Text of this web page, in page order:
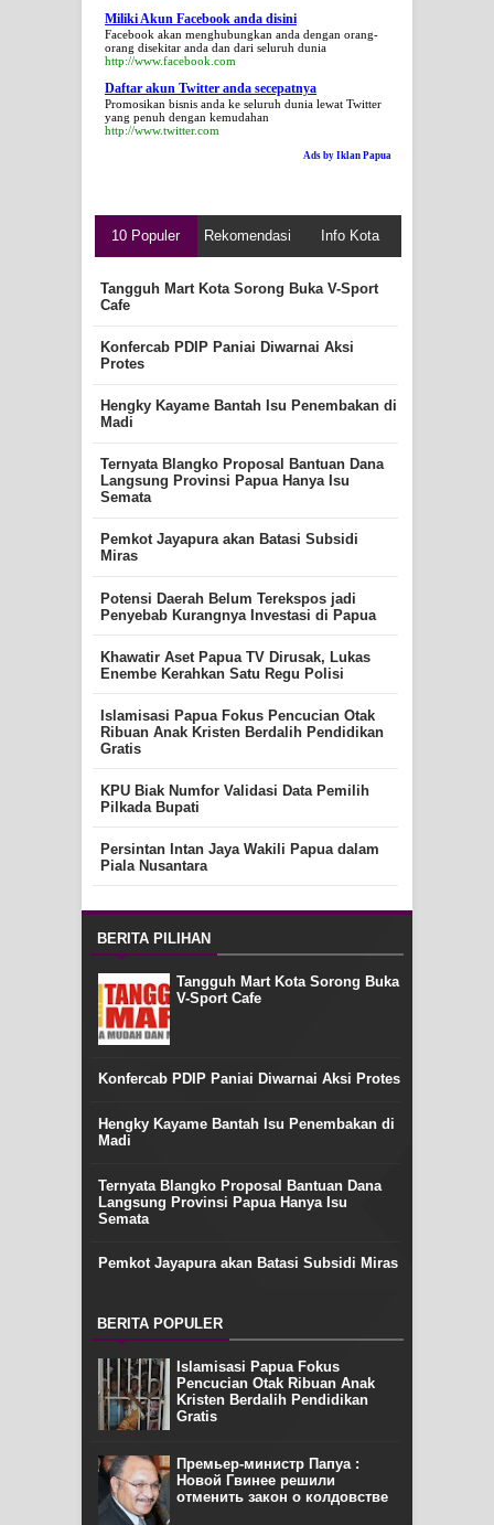
Miliki Akun Facebook anda disini
Facebook akan menghubungkan anda dengan orang-
orang disekitar anda dan dari seluruh dunia
http://www.facebook.com
Daftar akun Twitter anda secepatnya
Promosikan bisnis anda ke seluruh dunia lewat Twitter
yang penuh dengan kemudahan
http://www.twitter.com
Ads by Iklan Papua
10 Populer Rekomendasi Info Kota
Tangguh Mart Kota Sorong Buka V-Sport
Cafe
Konfercab PDIP Paniai Diwarnai Aksi
Protes
Hengky Kayame Bantah Isu Penembakan di
Madi
Ternyata Blangko Proposal Bantuan Dana
Langsung Provinsi Papua Hanya Isu
Semata
Pemkot Jayapura akan Batasi Subsidi
Miras
Potensi Daerah Belum Terekspos jadi
Penyebab Kurangnya Investasi di Papua
Khawatir Aset Papua TV Dirusak, Lukas
Enembe Kerahkan Satu Regu Polisi
Islamisasi Papua Fokus Pencucian Otak
Ribuan Anak Kristen Berdalih Pendidikan
Gratis
KPU Biak Numfor Validasi Data Pemilih
Pilkada Bupati
Persintan Intan Jaya Wakili Papua dalam
Piala Nusantara
BERITA PILIHAN
Tangguh Mart Kota Sorong Buka
V-Sport Cafe
Konfercab PDIP Paniai Diwarnai Aksi Protes
Hengky Kayame Bantah Isu Penembakan di
Madi
Ternyata Blangko Proposal Bantuan Dana
Langsung Provinsi Papua Hanya Isu
Semata
Pemkot Jayapura akan Batasi Subsidi Miras
BERITA POPULER
Islamisasi Papua Fokus
Pencucian Otak Ribuan Anak
Kristen Berdalih Pendidikan
Gratis
Премьер-министр Папуа :
Новой Гвинее решили
отменить закон о колдовстве